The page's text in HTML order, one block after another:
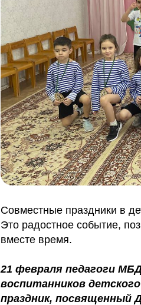
Совместные праздники в
Это радостное событие,
вместе время.
21 февраля педагоги
воспитанников
праздник,